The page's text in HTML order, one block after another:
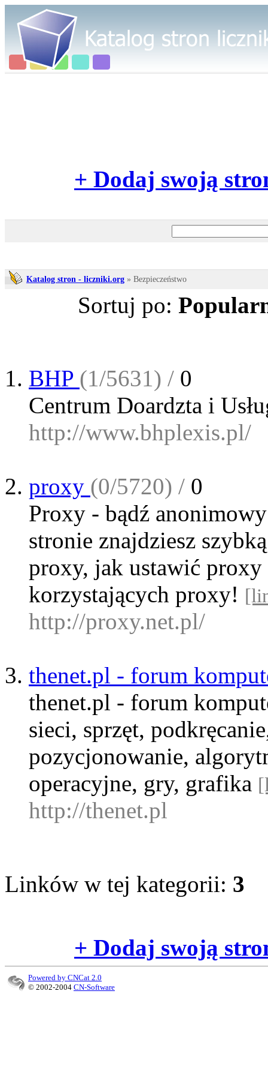
+ Dodaj swoją
Katalog stron - liczniki.org » Bezpieczeństwo
Sortuj po:
BHP (1/5631) / 0
Centrum Doardzta i
http://www.bhplexis.pl/
proxy (0/5720) / 0
Proxy - bądź
stronie znajdziesz
proxy, jak ustawić
korzystających proxy!
http://proxy.net.pl/
thenet.pl - forum
thenet.pl - forum
sieci, sprzęt,
pozycjonowanie,
operacyjne, gry, grafika
http://thenet.pl
Linków w tej kategorii: 3
+ Dodaj swoją
Powered by CNCat 2.0
© 2002-2004 CN-Software